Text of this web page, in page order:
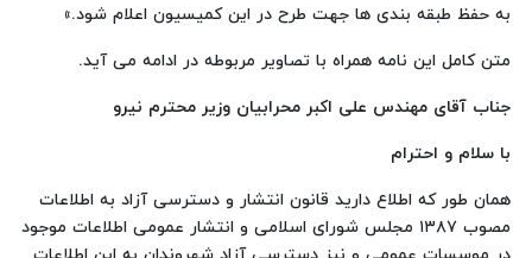
به حفظ طبقه بندی ها جهت طرح در این کمیسیون اعلام شود.»
متن کامل این نامه همراه با تصاویر مربوطه در ادامه می آید.
جناب آقای مهندس علی اکبر محرابیان وزیر محترم نیرو
با سلام و احترام
همان طور که اطلاع دارید قانون انتشار و دسترسی آزاد به اطلاعات
مصوب ۱۳۸۷ مجلس شورای اسلامی و انتشار عمومی اطلاعات موجود